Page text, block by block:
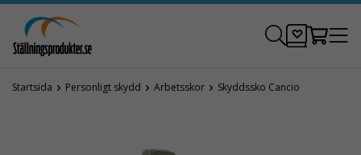
Startsida Personligt skydd Arbetsskor Skyddssko Cancio